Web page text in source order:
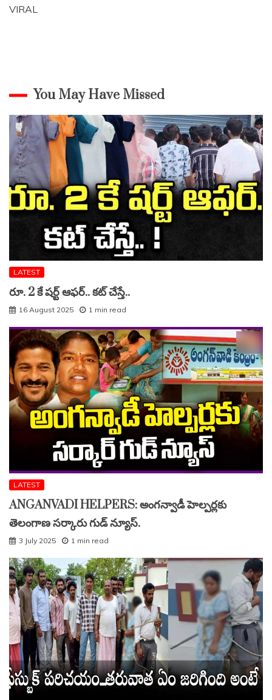
VIRAL
You May Have Missed
LATEST
రూ. 2 కే షర్ట్ ఆఫర్.. కట్ చేస్తే..
16 August 2025 1 min read
LATEST
ANGANVADI HELPERS: అంగన్వాడీ హెల్పర్లకు
తెలంగాణ సర్కారు గుడ్ న్యూస్.
3 July 2025 1 min read